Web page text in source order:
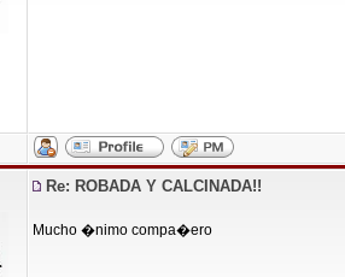
Re: ROBADA Y CALCINADA!!
Mucho �nimo compa�ero